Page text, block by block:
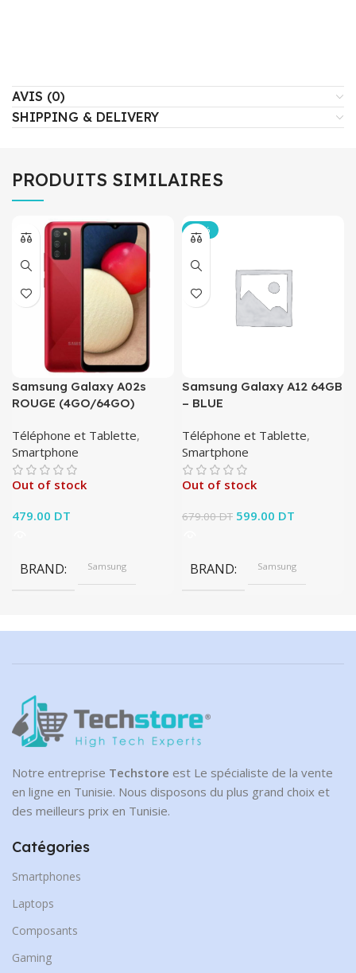
AVIS (0)
SHIPPING & DELIVERY
PRODUITS SIMILAIRES
Samsung Galaxy A02s
ROUGE (4GO/64GO)
Téléphone et Tablette,
Smartphone
Out of stock
479.00 DT
BRAND Samsung
-12%
Samsung Galaxy A12 64GB
– BLUE
Téléphone et Tablette,
Smartphone
Out of stock
679.00DT Le prix initial était :
599.00 DT
BRAND Samsung
Notre entreprise Techstore est Le spécialiste de la vente
en ligne en Tunisie. Nous disposons du plus grand choix et
des meilleurs prix en Tunisie.
Catégories
Smartphones
Laptops
Composants
Gaming